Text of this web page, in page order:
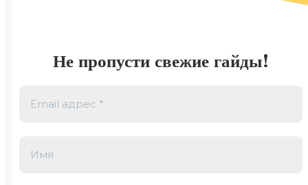
Не пропусти свежие гайды!